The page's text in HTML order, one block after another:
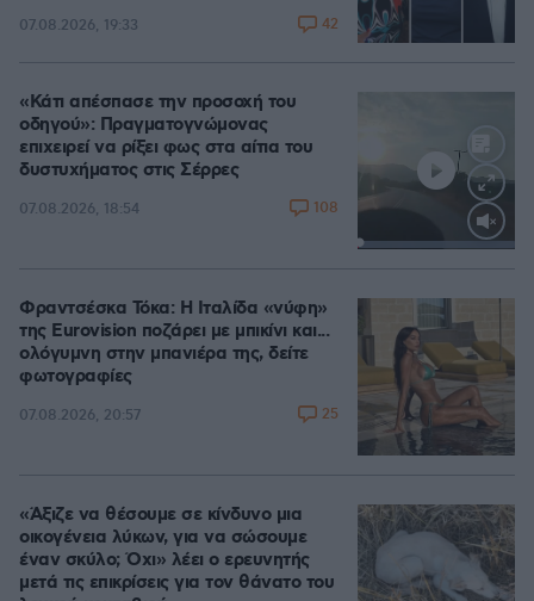
07.08.2026, 19:33 42
Loaded:
«Κάτι απέσπασε την προσοχή του
οδηγού»: Πραγματογνώμονας
επιχειρεί να ρίξει φως στα αίτια του
δυστυχήματος στις Σέρρες
07.08.2026, 18:54 108
Φραντσέσκα Τόκα: Η Ιταλίδα «νύφη»
της Eurovision ποζάρει με μπικίνι και...
ολόγυμνη στην μπανιέρα της, δείτε
φωτογραφίες
07.08.2026, 20:57 25
«Άξιζε να θέσουμε σε κίνδυνο μια
οικογένεια λύκων, για να σώσουμε
έναν σκύλο; Όχι» λέει ο ερευνητής
μετά τις επικρίσεις για τον θάνατο του